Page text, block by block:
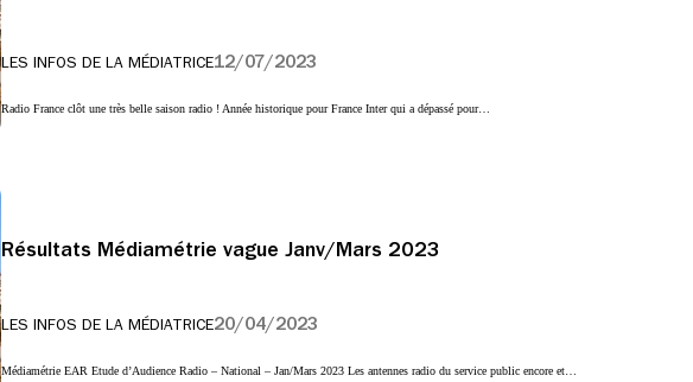
LES INFOS DE LA MÉDIATRICE12/07/2023
Radio France clôt une très belle saison radio ! Année historique pour France Inter qui a dépassé pour…
Résultats Médiamétrie vague Janv/Mars 2023
LES INFOS DE LA MÉDIATRICE20/04/2023
Médiamétrie EAR Etude d’Audience Radio – National – Jan/Mars 2023 Les antennes radio du service public encore et…